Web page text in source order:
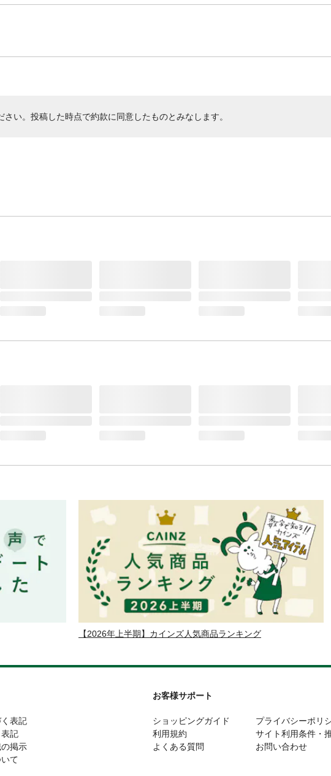
さい。投稿した時点で約款に同意したものとみなします。
【2026年上半期】カインズ人気商品ランキング
表記
記
掲示
て
お客様サポート
ショッピングガイド
利用規約
よくある質問
プライバシーポリ
サイト利用条件・
お問い合わせ